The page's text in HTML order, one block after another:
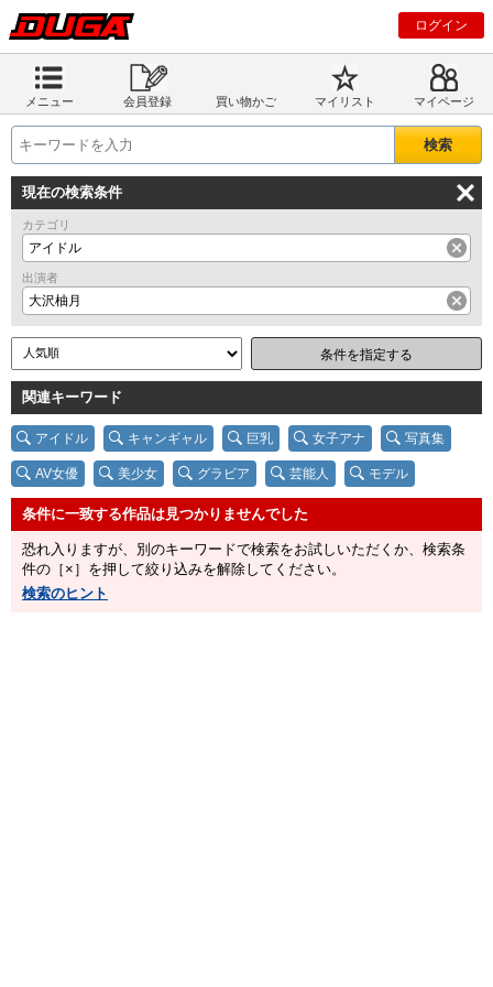
ログイン
メニュー 会員登録 買い物かご マイリスト マイページ
現在の検索条件
カテゴリ
アイドル
出演者
大沢柚月
条件を指定する
関連キーワード
アイドル キャンギャル 巨乳 女子アナ 写真集
AV女優 美少女 グラビア 芸能人 モデル
恐れ入りますが、別のキーワードで検索をお試しいただくか、検索条
件の［×］を押して絞り込みを解除してください。
検索のヒント